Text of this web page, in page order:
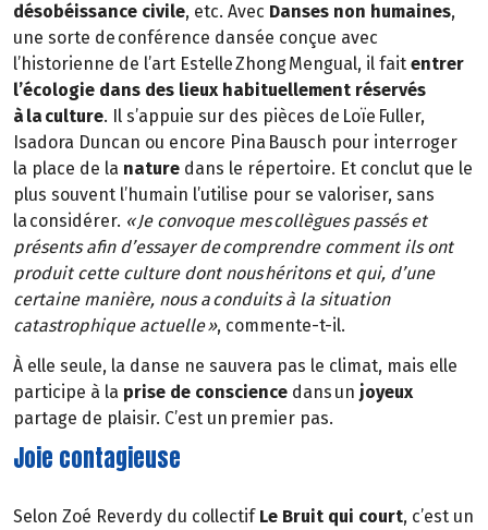
désobéissance civile, etc. Avec Danses non humaines,
une sorte de conférence dansée conçue avec
l’historienne de l’art Estelle Zhong Mengual, il fait entrer
l’écologie dans des lieux habituellement réservés
à la culture. Il s’appuie sur des pièces de Loïe Fuller,
Isadora Duncan ou encore Pina Bausch pour interroger
la place de la nature dans le répertoire. Et conclut que le
plus souvent l’humain l’utilise pour se valoriser, sans
la considérer. « Je convoque mes collègues passés et
présents afin d’essayer de comprendre comment ils ont
produit cette culture dont nous héritons et qui, d’une
certaine manière, nous a conduits à la situation
catastrophique actuelle », commente-t-il.
À elle seule, la danse ne sauvera pas le climat, mais elle
participe à la prise de conscience dans un joyeux
partage de plaisir. C’est un premier pas.
Joie contagieuse
Selon Zoé Reverdy du collectifLe Bruit qui court, c’est un